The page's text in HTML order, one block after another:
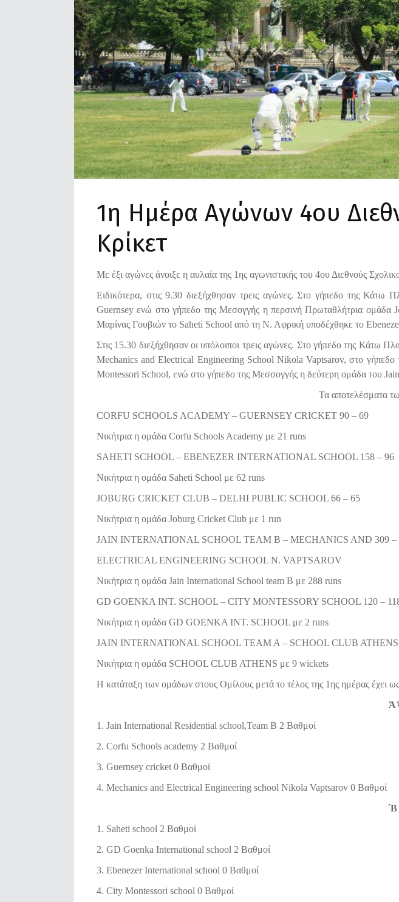
1η Ημέρα Αγώνων 4ου
Κρίκετ
Με έξι αγώνες άνοιξε η αυλαία της 1ης αγωνιστικής του 4ου Διεθνούς
Ειδικότερα, στις 9.30 διεξήχθησαν τρεις αγώνες. Στο γήπεδο της
Guernsey ενώ στο γήπεδο της Μεσογγής η περσινή Πρωταθλήτρια ομάδα
Μαρίνας Γουβιών το Saheti School από τη Ν. Αφρική υποδέχθηκε το
Στις 15.30 διεξήχθησαν οι υπόλοιποι τρεις αγώνες. Στο γήπεδο της Κάτω
Mechanics and Electrical Engineering School Nikola Vaptsarov, στο
Montessori School, ενώ στο γήπεδο της Μεσσογγής η δεύτερη ομάδα του
Τα αποτελέσματα
CORFU SCHOOLS ACADEMY – GUERNSEY CRICKET 90 – 69
Νικήτρια η ομάδα Corfu Schools Academy με 21 runs
SAHETI SCHOOL – EBENEZER INTERNATIONAL SCHOOL 158 – 96
Νικήτρια η ομάδα Saheti School με 62 runs
JOBURG CRICKET CLUB – DELHI PUBLIC SCHOOL 66 – 65
Νικήτρια η ομάδα Joburg Cricket Club με 1 run
JAIN INTERNATIONAL SCHOOL TEAM B – MECHANICS AND 309 –
ELECTRICAL ENGINEERING SCHOOL N. VAPTSAROV
Νικήτρια η ομάδα Jain International School team B με 288 runs
GD GOENKA INT. SCHOOL – CITY MONTESSORY SCHOOL 120 –
Νικήτρια η ομάδα GD GOENKA INT. SCHOOL με 2 runs
JAIN INTERNATIONAL SCHOOL TEAM A – SCHOOL CLUB ATHENS
Νικήτρια η ομάδα SCHOOL CLUB ATHENS με 9 wickets
H κατάταξη των ομάδων στους Ομίλους μετά το τέλος της 1ης ημέρας έχει
Ά
1. Jain International Residential school,Team B 2 Βαθμοί
2. Corfu Schools academy 2 Βαθμοί
3. Guernsey cricket 0 Βαθμοί
4. Mechanics and Electrical Engineering school Nikola Vaptsarov 0 Βαθμοί
1. Saheti school 2 Βαθμοί
2. GD Goenka International school 2 Βαθμοί
3. Ebenezer International school 0 Βαθμοί
4. City Montessori school 0 Βαθμοί